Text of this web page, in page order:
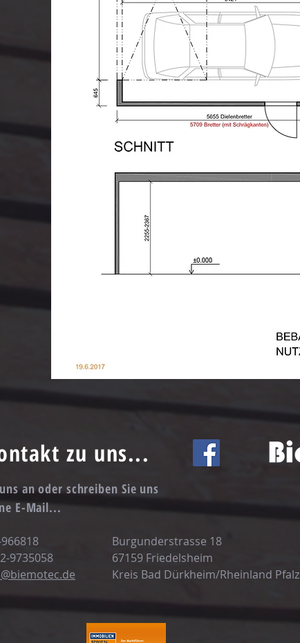
an oder schreiben Sie uns
E-Mail...
9735058
Burgunderstrasse 18
67159 Friedelsheim
Kreis Bad Dürkheim/Rheinland Pfalz
zu uns...